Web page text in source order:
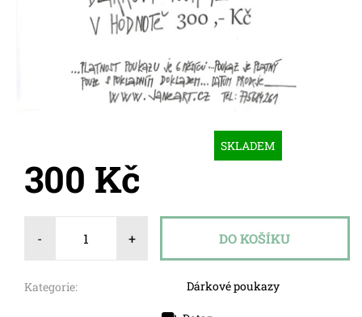
SKLADEM
300 Kč
- +
Kategorie: Dárkové poukazy